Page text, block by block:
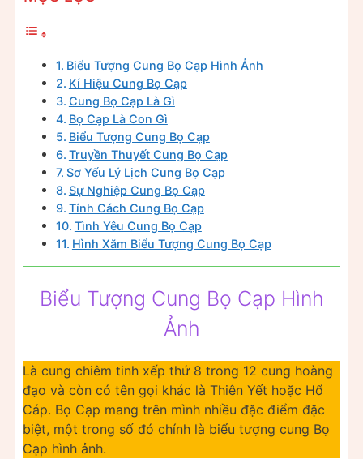
Biểu Tượng Cung Bọ Cạp Hình Ảnh
Kí Hiệu Cung Bọ Cạp
Cung Bọ Cạp Là Gì
Bọ Cạp Là Con Gì
Biểu Tượng Cung Bọ Cạp
Truyền Thuyết Cung Bọ Cạp
Sơ Yếu Lý Lịch Cung Bọ Cạp
Sự Nghiệp Cung Bọ Cạp
Tính Cách Cung Bọ Cạp
Tình Yêu Cung Bọ Cạp
Hình Xăm Biểu Tượng Cung Bọ Cạp
Biểu Tượng Cung Bọ Cạp Hình
Ảnh
Là cung chiêm tinh xếp thứ 8 trong 12 cung hoàng
đạo và còn có tên gọi khác là Thiên Yết hoặc Hổ
Cáp. Bọ Cạp mang trên mình nhiều đặc điểm đặc
biệt, một trong số đó chính là biểu tượng cung Bọ
Cạp hình ảnh.